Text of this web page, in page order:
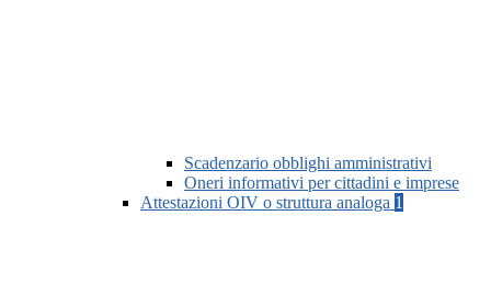
Scadenzario obblighi amministrativi
Oneri informativi per cittadini e imprese
Attestazioni OIV o struttura analoga 1